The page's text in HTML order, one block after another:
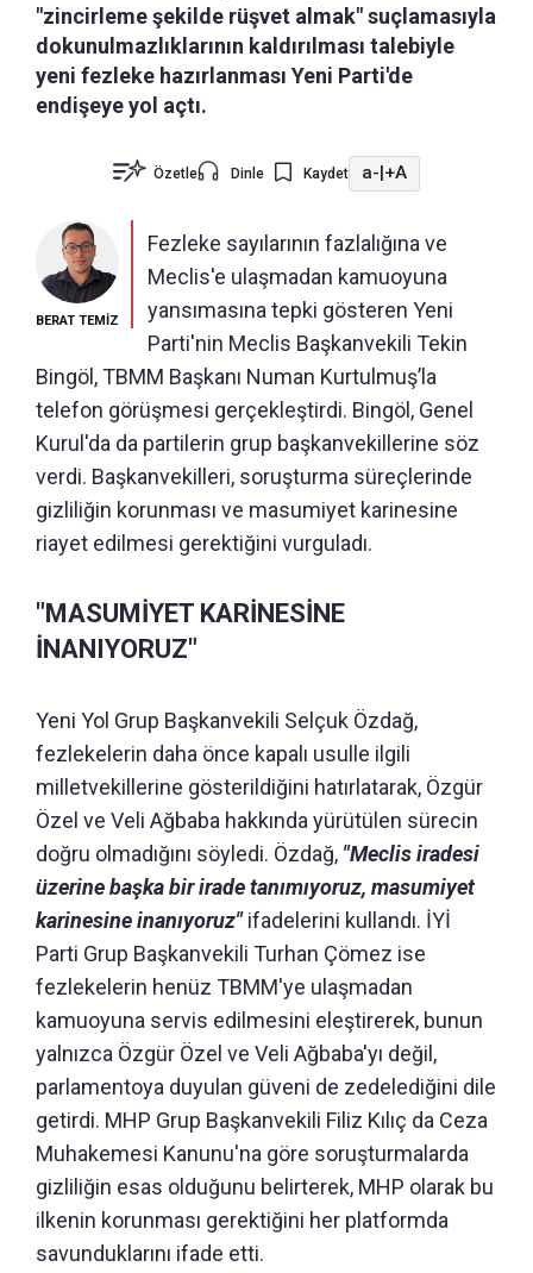
"zincirleme şekilde rüşvet almak" suçlamasıyla
dokunulmazlıklarının kaldırılması talebiyle
yeni fezleke hazırlanması Yeni Parti'de
endişeye yol açtı.
Özetle Dinle Kaydet a- +A
BERAT TEMİZ
Fezleke sayılarının fazlalığına ve
Meclis'e ulaşmadan kamuoyuna
yansımasına tepki gösteren Yeni
Parti'nin Meclis Başkanvekili Tekin
Bingöl, TBMM Başkanı Numan Kurtulmuş’la
telefon görüşmesi gerçekleştirdi. Bingöl, Genel
Kurul'da da partilerin grup başkanvekillerine söz
verdi. Başkanvekilleri, soruşturma süreçlerinde
gizliliğin korunması ve masumiyet karinesine
riayet edilmesi gerektiğini vurguladı.
"MASUMİYET KARİNESİNE
İNANIYORUZ"
Yeni Yol Grup Başkanvekili Selçuk Özdağ,
fezlekelerin daha önce kapalı usulle ilgili
milletvekillerine gösterildiğini hatırlatarak, Özgür
Özel ve Veli Ağbaba hakkında yürütülen sürecin
doğru olmadığını söyledi. Özdağ, "Meclis iradesi
üzerine başka bir irade tanımıyoruz, masumiyet
karinesine inanıyoruz"ifadelerini kullandı. İYİ
Parti Grup Başkanvekili Turhan Çömez ise
fezlekelerin henüz TBMM'ye ulaşmadan
kamuoyuna servis edilmesini eleştirerek, bunun
yalnızca Özgür Özel ve Veli Ağbaba'yı değil,
parlamentoya duyulan güveni de zedelediğini dile
getirdi. MHP Grup Başkanvekili Filiz Kılıç da Ceza
Muhakemesi Kanunu'na göre soruşturmalarda
gizliliğin esas olduğunu belirterek, MHP olarak bu
ilkenin korunması gerektiğini her platformda
savunduklarını ifade etti.